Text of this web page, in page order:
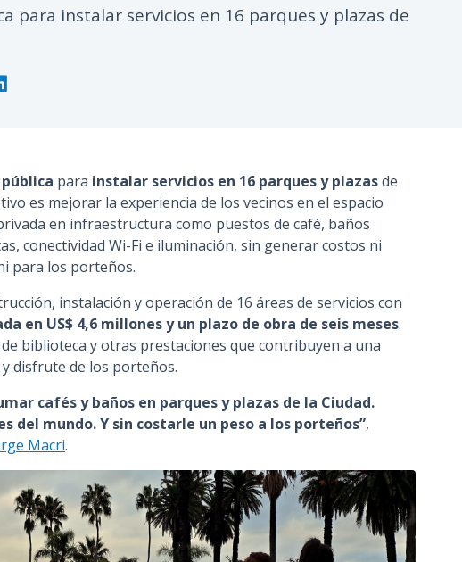
r
para instalar servicios en 16 parques y plazas de
para instalar servicios en 16 parques y plazasde
es mejorar la experiencia de los vecinos en el espacio
en infraestructura como puestos de café, baños
conectividad Wi-Fi e iluminación, sin generar costos ni
para los porteños.
instalación y operación de 16 áreas de servicios con
en US$ 4,6 millones y un plazo de obra de seis meses.
biblioteca y otras prestaciones que contribuyen a una
disfrute de los porteños.
cafés y baños en parques y plazas de la Ciudad.
del mundo. Y sin costarle un peso a los porteños”,
Macri.